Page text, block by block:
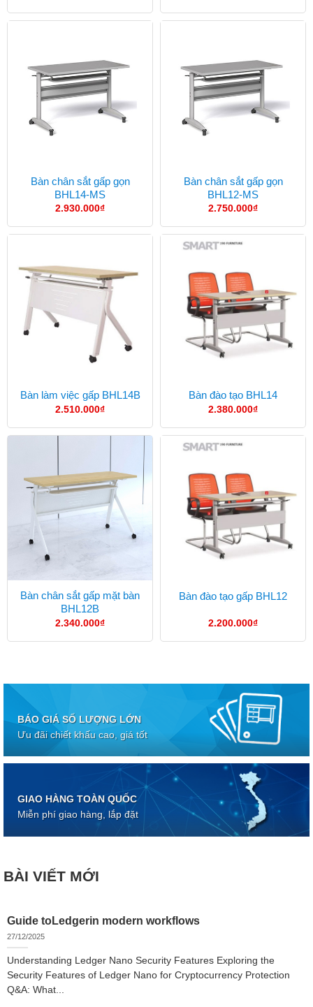
Bàn chân sắt gấp gọn
BHL14-MS
2.930.000₫
Bàn chân sắt gấp gọn
BHL12-MS
2.750.000₫
Bàn làm việc gấp BHL14B
2.510.000₫
Bàn đào tạo BHL14
2.380.000₫
Bàn chân sắt gấp mặt bàn
BHL12B
2.340.000₫
Bàn đào tạo gấp BHL12
2.200.000₫
BÁO GIÁ SỐ LƯỢNG LỚN
Ưu đãi chiết khấu cao, giá tốt
GIAO HÀNG TOÀN QUỐC
Miễn phí giao hàng, lắp đặt
BÀI VIẾT MỚI
Guide toLedgerin modern workflows
27/12/2025
Understanding Ledger Nano Security Features Exploring the
Security Features of Ledger Nano for Cryptocurrency Protection
Q&A: What...